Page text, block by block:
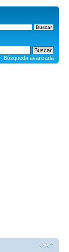
Búsqueda avanzada